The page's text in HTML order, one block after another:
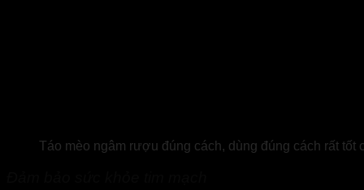
Táo mèo ngâm rượu đúng cách, dùng đúng cách rất tốt